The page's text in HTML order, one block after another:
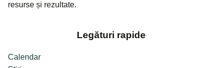
resurse și rezultate.
Legături rapide
Calendar